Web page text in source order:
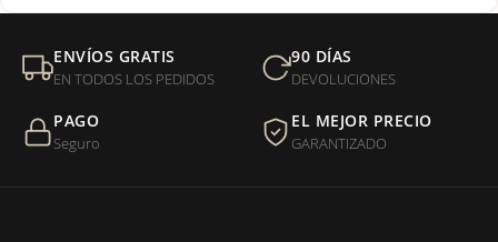
Mi orden fue devuelta por USPS, ¿qué hago para que sea
entregada?
¿Sus productos son libres de níquel?
ENVÍOS GRATIS
EN TODOS LOS PEDIDOS
90 DÍAS
DEVOLUCIONES
PAGO
Seguro
EL MEJOR PRECIO
GARANTIZADO